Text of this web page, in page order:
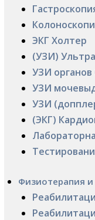
ЭКГ Холтер
(УЗИ)
УЗИ
УЗИ
УЗИ
(ЭКГ)
Физиотерапия